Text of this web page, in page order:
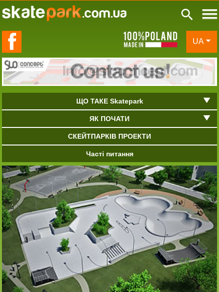
in Poland
UA
ЩО ТАКЕ Skatepark
ЯК ПОЧАТИ
СКЕЙТПАРКІВ ПРОЕКТИ
Часті питання